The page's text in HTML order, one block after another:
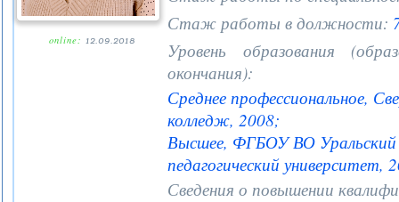
online: 12.09.2018
Стаж работы в должности:
Уровень образования
окончания):
Среднее профессиональное,
колледж, 2008;
Высшее, ФГБОУ ВО Уральский
педагогический университет,
Сведения о повышении